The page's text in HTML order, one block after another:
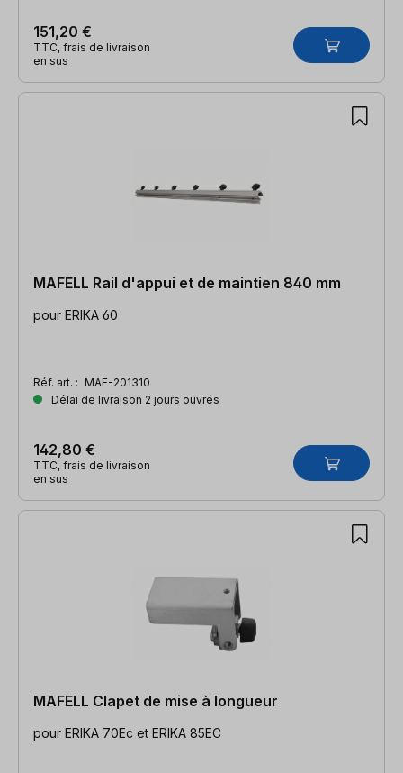
151,20 €
TTC, frais de livraison
en sus
MAFELL Rail d'appui et de maintien 840 mm
pour ERIKA 60
Réf. art. : MAF-201310
Délai de livraison 2 jours ouvrés
142,80 €
TTC, frais de livraison
en sus
MAFELL Clapet de mise à longueur
pour ERIKA 70Ec et ERIKA 85EC